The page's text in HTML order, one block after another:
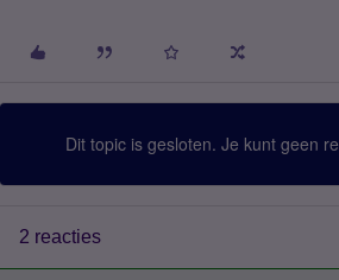
Dit topic is gesloten. Je kunt geen
2 reacties